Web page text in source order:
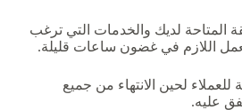
المتاحة لديك والخدمات التي ترغب
اللازم في غضون ساعات قليلة.
للعملاء لحين الانتهاء من جميع
عليه.